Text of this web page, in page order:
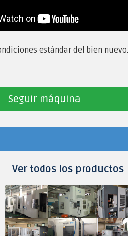
estándar del bien nuevo.
Seguir máquina
Ver todos los productos